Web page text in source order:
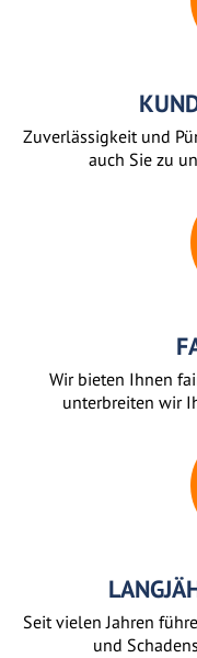
Zuverlässigkeit und
auch Sie zu
Wir bieten Ihnen
unterbreiten wir
Seit vielen Jahren
und